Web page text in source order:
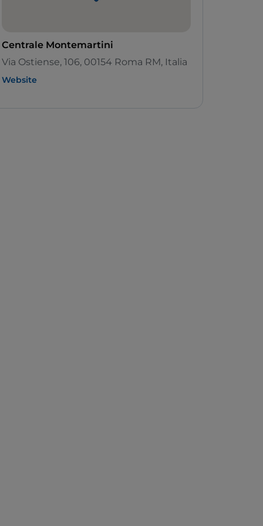
Centrale Montemartini
Via Ostiense, 106, 00154 Roma RM, Italia
Website